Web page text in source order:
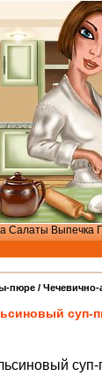
Салаты Выпечка
пюре /
суп-